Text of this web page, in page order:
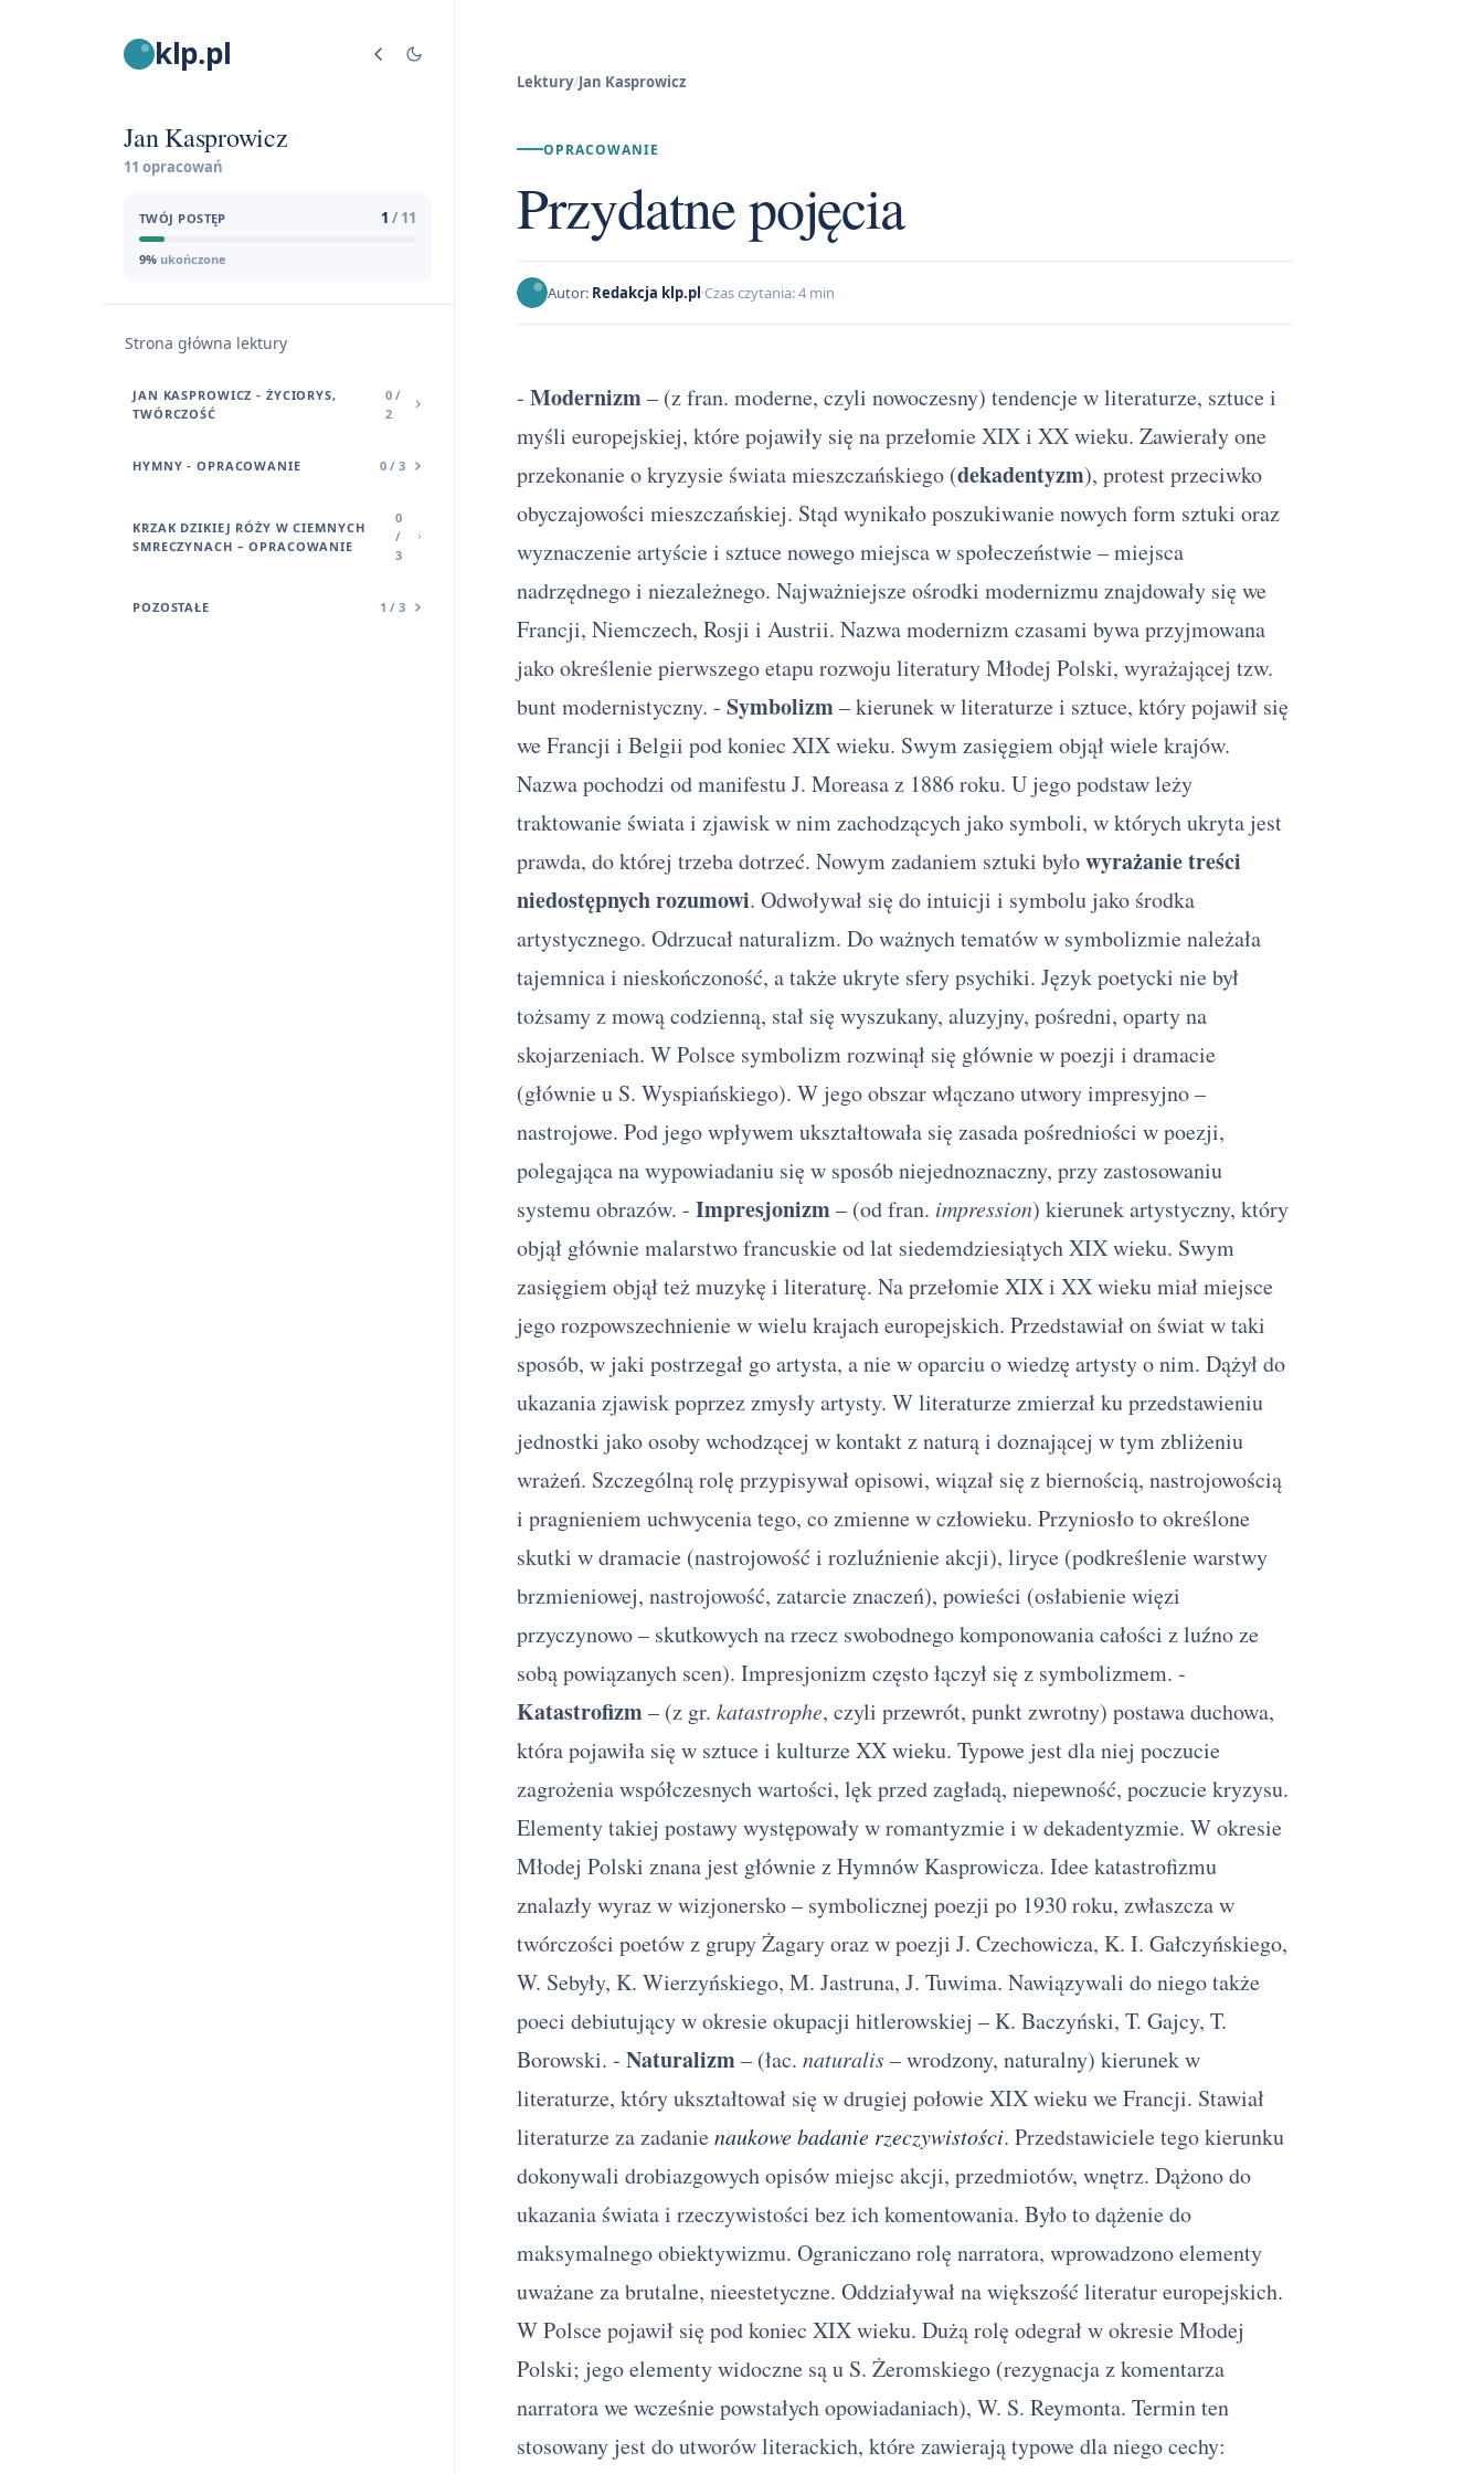
klp.pl
Jan Kasprowicz
11 opracowań
TWÓJ POSTĘP 1 / 11
9% ukończone
Strona główna lektury
JAN KASPROWICZ - ŻYCIORYS,
TWÓRCZOŚĆ
0 /
2
HYMNY - OPRACOWANIE 0 / 3
KRZAK DZIKIEJ RÓŻY W CIEMNYCH
SMRECZYNACH – OPRACOWANIE
0
/
3
POZOSTAŁE 1 / 3
Lektury/Jan Kasprowicz
OPRACOWANIE
Przydatne pojęcia
Autor: Redakcja klp.pl Czas czytania: 4 min
- Modernizm– (z fran. moderne, czyli nowoczesny) tendencje w literaturze, sztuce i
myśli europejskiej, które pojawiły się na przełomie XIX i XX wieku. Zawierały one
przekonanie o kryzysie świata mieszczańskiego (dekadentyzm), protest przeciwko
obyczajowości mieszczańskiej. Stąd wynikało poszukiwanie nowych form sztuki oraz
wyznaczenie artyście i sztuce nowego miejsca w społeczeństwie – miejsca
nadrzędnego i niezależnego. Najważniejsze ośrodki modernizmu znajdowały się we
Francji, Niemczech, Rosji i Austrii. Nazwa modernizm czasami bywa przyjmowana
jako określenie pierwszego etapu rozwoju literatury Młodej Polski, wyrażającej tzw.
bunt modernistyczny. - Symbolizm– kierunek w literaturze i sztuce, który pojawił się
we Francji i Belgii pod koniec XIX wieku. Swym zasięgiem objął wiele krajów.
Nazwa pochodzi od manifestu J. Moreasa z 1886 roku. U jego podstaw leży
traktowanie świata i zjawisk w nim zachodzących jako symboli, w których ukryta jest
prawda, do której trzeba dotrzeć. Nowym zadaniem sztuki byłowyrażanie treści
niedostępnych rozumowi. Odwoływał się do intuicji i symbolu jako środka
artystycznego. Odrzucał naturalizm. Do ważnych tematów w symbolizmie należała
tajemnica i nieskończoność, a także ukryte sfery psychiki. Język poetycki nie był
tożsamy z mową codzienną, stał się wyszukany, aluzyjny, pośredni, oparty na
skojarzeniach. W Polsce symbolizm rozwinął się głównie w poezji i dramacie
(głównie u S. Wyspiańskiego). W jego obszar włączano utwory impresyjno –
nastrojowe. Pod jego wpływem ukształtowała się zasada pośredniości w poezji,
polegająca na wypowiadaniu się w sposób niejednoznaczny, przy zastosowaniu
systemu obrazów. - Impresjonizm– (od fran. impression) kierunek artystyczny, który
objął głównie malarstwo francuskie od lat siedemdziesiątych XIX wieku. Swym
zasięgiem objął też muzykę i literaturę. Na przełomie XIX i XX wieku miał miejsce
jego rozpowszechnienie w wielu krajach europejskich. Przedstawiał on świat w taki
sposób, w jaki postrzegał go artysta, a nie w oparciu o wiedzę artysty o nim. Dążył do
ukazania zjawisk poprzez zmysły artysty. W literaturze zmierzał ku przedstawieniu
jednostki jako osoby wchodzącej w kontakt z naturą i doznającej w tym zbliżeniu
wrażeń. Szczególną rolę przypisywał opisowi, wiązał się z biernością, nastrojowością
i pragnieniem uchwycenia tego, co zmienne w człowieku. Przyniosło to określone
skutki w dramacie (nastrojowość i rozluźnienie akcji), liryce (podkreślenie warstwy
brzmieniowej, nastrojowość, zatarcie znaczeń), powieści (osłabienie więzi
przyczynowo – skutkowych na rzecz swobodnego komponowania całości z luźno ze
sobą powiązanych scen). Impresjonizm często łączył się z symbolizmem. -
Katastrofizm– (z gr. katastrophe, czyli przewrót, punkt zwrotny) postawa duchowa,
która pojawiła się w sztuce i kulturze XX wieku. Typowe jest dla niej poczucie
zagrożenia współczesnych wartości, lęk przed zagładą, niepewność, poczucie kryzysu.
Elementy takiej postawy występowały w romantyzmie i w dekadentyzmie. W okresie
Młodej Polski znana jest głównie z Hymnów Kasprowicza. Idee katastrofizmu
znalazły wyraz w wizjonersko – symbolicznej poezji po 1930 roku, zwłaszcza w
twórczości poetów z grupy Żagary oraz w poezji J. Czechowicza, K. I. Gałczyńskiego,
W. Sebyły, K. Wierzyńskiego, M. Jastruna, J. Tuwima. Nawiązywali do niego także
poeci debiutujący w okresie okupacji hitlerowskiej – K. Baczyński, T. Gajcy, T.
Borowski. - Naturalizm– (łac. naturalis– wrodzony, naturalny) kierunek w
literaturze, który ukształtował się w drugiej połowie XIX wieku we Francji. Stawiał
literaturze za zadanienaukowe badanie rzeczywistości. Przedstawiciele tego kierunku
dokonywali drobiazgowych opisów miejsc akcji, przedmiotów, wnętrz. Dążono do
ukazania świata i rzeczywistości bez ich komentowania. Było to dążenie do
maksymalnego obiektywizmu. Ograniczano rolę narratora, wprowadzono elementy
uważane za brutalne, nieestetyczne. Oddziaływał na większość literatur europejskich.
W Polsce pojawił się pod koniec XIX wieku. Dużą rolę odegrał w okresie Młodej
Polski; jego elementy widoczne są u S. Żeromskiego (rezygnacja z komentarza
narratora we wcześnie powstałych opowiadaniach), W. S. Reymonta. Termin ten
stosowany jest do utworów literackich, które zawierają typowe dla niego cechy: